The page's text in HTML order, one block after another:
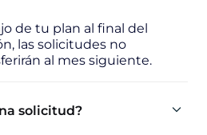
de tu plan al final del
las solicitudes no
al mes siguiente.
solicitud?